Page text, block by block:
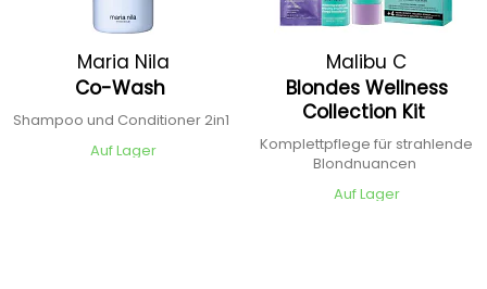
Maria Nila
Co-Wash
Shampoo und Conditioner 2in1
Auf Lager
Malibu C
Blondes Wellness
Collection Kit
Komplettpflege für strahlende
Blondnuancen
Auf Lager